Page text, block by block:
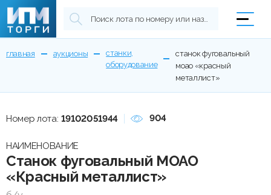
главная аукционы
станки,
оборудование
станок фуговальный
моао «красный
металлист»
Номер лота: 19102051944 904
НАИМЕНОВАНИЕ
Станок фуговальный МОАО
«Красный металлист»